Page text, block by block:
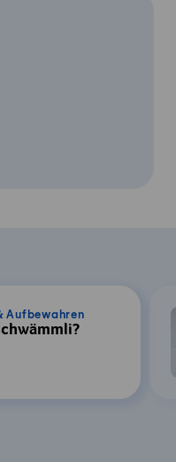
Details finden
Aufbewahren